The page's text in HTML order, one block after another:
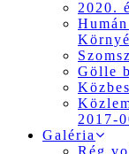
2020.
Gölle
2017-
Galéria
Rég